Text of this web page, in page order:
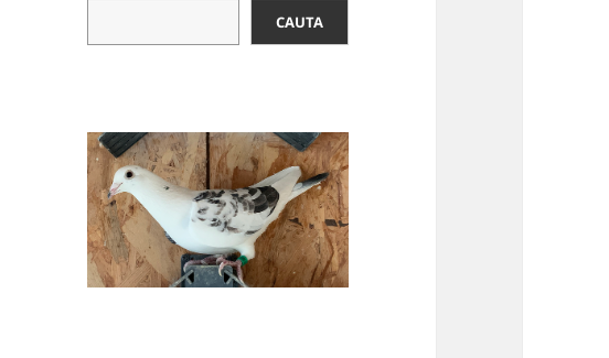
CAUTA